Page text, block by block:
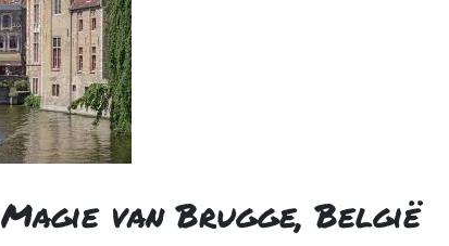
van Brugge, België